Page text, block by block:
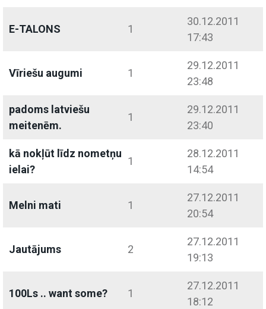
E-TALONS 1
30.12.2011
17:43
Vīriešu augumi 1
29.12.2011
23:48
padoms latviešu
meitenēm.
1
29.12.2011
23:40
kā nokļūt līdz nometņu
ielai?
1
28.12.2011
14:54
Melni mati 1
27.12.2011
20:54
Jautājums 2
27.12.2011
19:13
100Ls .. want some? 1
27.12.2011
18:12